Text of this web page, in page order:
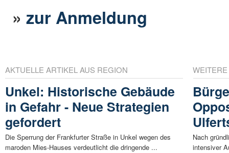
»zur Anmeldung
AKTUELLE ARTIKEL AUS REGION
Unkel: Historische Gebäude
in Gefahr - Neue Strategien
gefordert
Die Sperrung der Frankfurter Straße in Unkel wegen des
maroden Mies-Hauses verdeutlicht die dringende ...
Nach
intensiver